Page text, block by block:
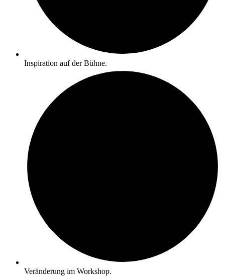
Inspiration auf der Bühne.
Veränderung im Workshop.